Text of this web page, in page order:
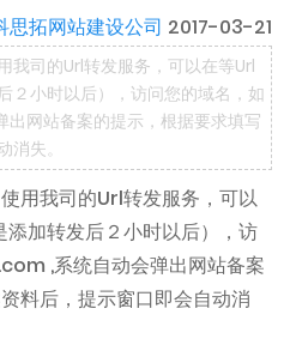
思拓网站建设公司 2017-03-21
我司的Url转发服务，可以在等Url
２小时以后），访问您的域名，如
网站备案的提示，根据要求填写
失。
用我司的Url转发服务，可以
加转发后２小时以后），访
,系统自动会弹出网站备案
料后，提示窗口即会自动消